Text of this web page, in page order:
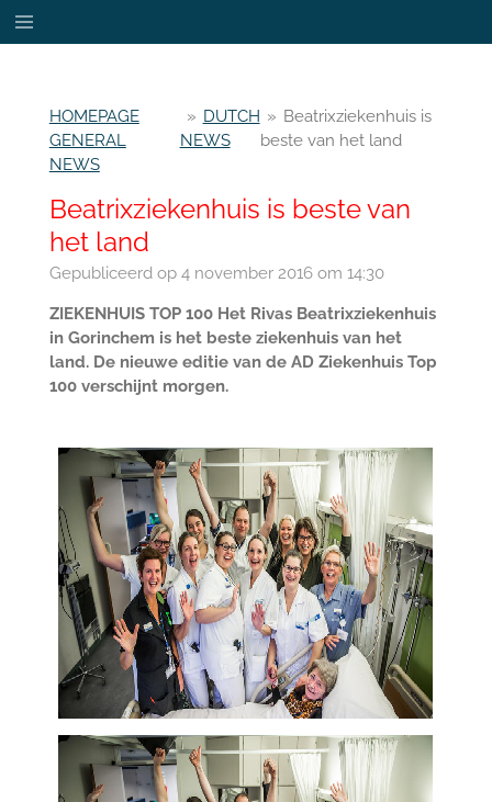
Ga
direct
hoofdinhoud
HOMEPAGE
GENERAL
NEWS
» DUTCH
NEWS
» Beatrixziekenhuis is
beste van het land
Beatrixziekenhuis is beste van
het land
Gepubliceerd op 4 november 2016 om 14:30
ZIEKENHUIS TOP 100 Het Rivas Beatrixziekenhuis
in Gorinchem is het beste ziekenhuis van het
land. De nieuwe editie van de AD Ziekenhuis Top
100 verschijnt morgen.